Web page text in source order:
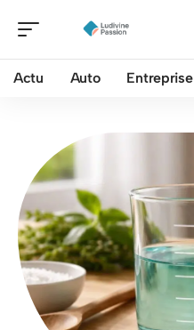
Actu Auto Entreprise